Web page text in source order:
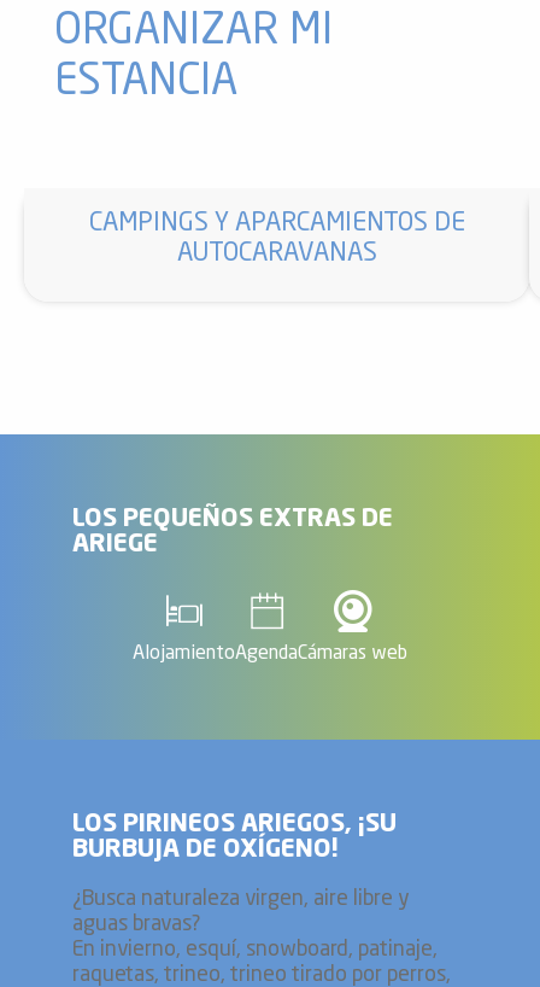
ORGANIZAR MI
ESTANCIA
CAMPINGS Y APARCAMIENTOS DE
AUTOCARAVANAS
LOS PEQUEÑOS EXTRAS DE
ARIEGE
AlojamientoAgendaCámaras web
LOS PIRINEOS ARIEGOS, ¡SU
BURBUJA DE OXÍGENO!
¿Busca naturaleza virgen, aire libre y
aguas bravas?
En invierno, esquí, snowboard, patinaje,
raquetas, trineo, trineo tirado por perros,